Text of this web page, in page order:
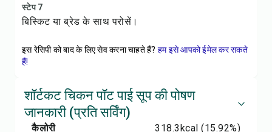
स्टेप 7
बिस्किट या ब्रेड के साथ परोसें।
इस रेसिपी को बाद के लिए सेव करना चाहते हैं? हम इसे आपको ईमेल कर सकते
हैं!
शॉर्टकट चिकन पॉट पाई सूप की पोषण
जानकारी (प्रति सर्विंग)
कैलोरी 318.3kcal (15.92%)